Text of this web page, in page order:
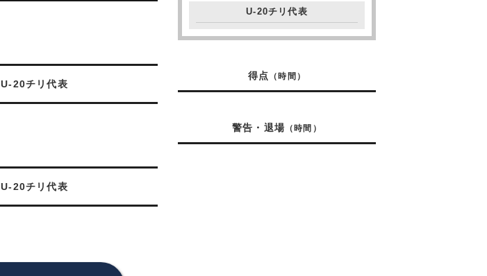
U-20チリ代表
U-20チリ代表
U-20チリ代表
得点 （時間）
警告・退場 （時間）